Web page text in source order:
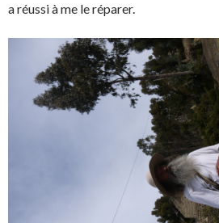
a réussi à me le réparer.